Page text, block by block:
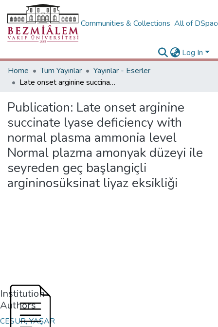
Communities & Collections All of
Log In
Home
Tüm Yayınlar
Yayınlar - Eserler
Late onset arginine succinate lyase deficiency with normal plasma ammonia level Normal plazma amonyak düzeyi ile seyreden geç başlangiçli argininosüksinat liyaz eksikliǧi
Publication: Late onset arginine
succinate lyase deficiency with
normal plasma ammonia level
Normal plazma amonyak düzeyi ile
seyreden geç başlangiçli
argininosüksinat liyaz eksikliǧi
Institution
Authors
CESUR, YAŞAR